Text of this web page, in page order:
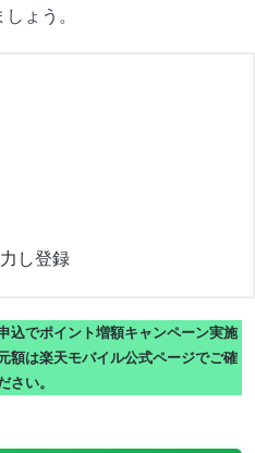
ょう。
し登録
込でポイント増額キャンペーン実施
額は楽天モバイル公式ページでご確
さい。